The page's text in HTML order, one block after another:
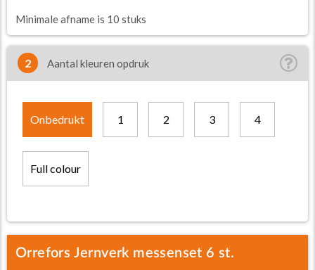
Minimale afname is 10 stuks
2 Aantal kleuren opdruk
Onbedrukt 1 2 3 4
Full colour
Orrefors Jernverk messenset 6 st.